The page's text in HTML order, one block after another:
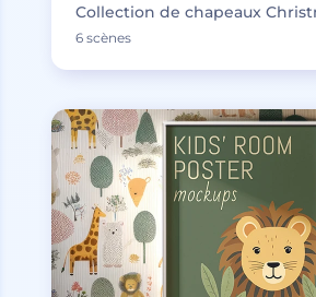
Collection de chapeaux
6 scènes